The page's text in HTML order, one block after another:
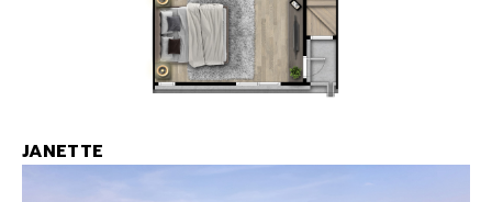
JANETTE